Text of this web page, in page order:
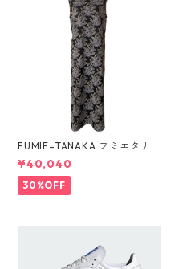
FUMIE=TANAKA フミエタナ
カ flower JQ OP (BLK)F25S-
13
¥40,040
30%OFF